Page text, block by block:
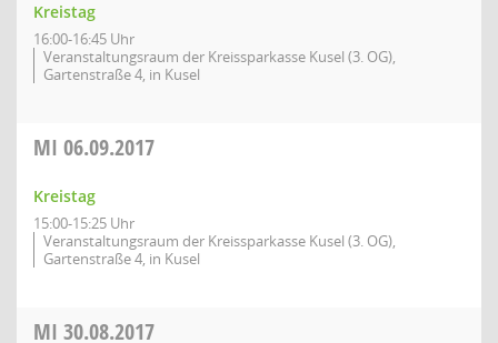
Kreistag
16:00-16:45 Uhr
Veranstaltungsraum der Kreissparkasse Kusel (3. OG),
Gartenstraße 4, in Kusel
MI 06.09.2017
Kreistag
15:00-15:25 Uhr
Veranstaltungsraum der Kreissparkasse Kusel (3. OG),
Gartenstraße 4, in Kusel
MI 30.08.2017